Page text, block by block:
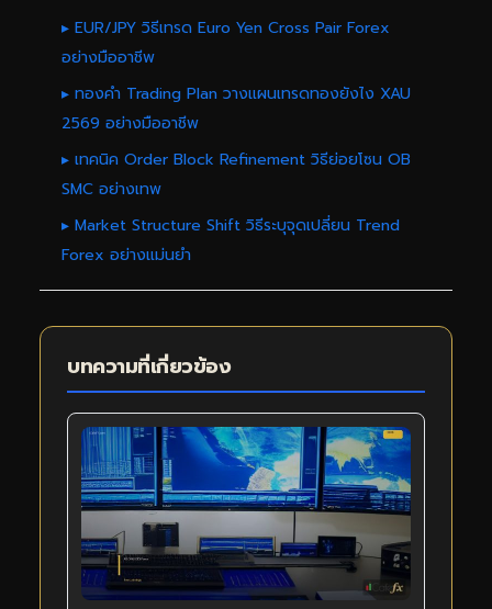
▸ EUR/JPY วิธีเทรด Euro Yen Cross Pair Forex
อย่างมืออาชีพ
▸ ทองคำ Trading Plan วางแผนเทรดทองยังไง XAU
2569 อย่างมืออาชีพ
▸ เทคนิค Order Block Refinement วิธีย่อยโซน OB
SMC อย่างเทพ
▸ Market Structure Shift วิธีระบุจุดเปลี่ยน Trend
Forex อย่างแม่นยำ
บทความที่เกี่ยวข้อง